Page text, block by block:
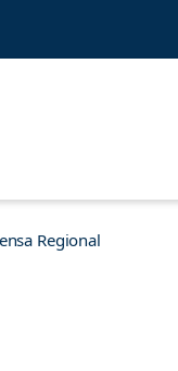
Regional